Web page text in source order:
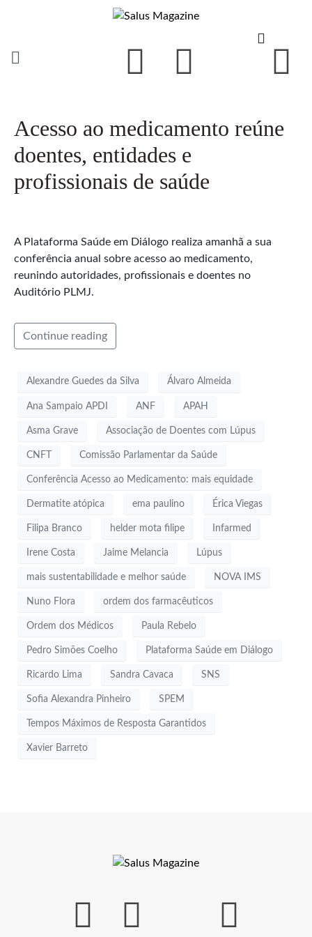
Acesso ao medicamento reúne
doentes, entidades e
profissionais de saúde
A Plataforma Saúde em Diálogo realiza amanhã a sua
conferência anual sobre acesso ao medicamento,
reunindo autoridades, profissionais e doentes no
Auditório PLMJ.
Continue reading
Alexandre Guedes da Silva Álvaro Almeida
Ana Sampaio APDI ANF APAH
Asma Grave Associação de Doentes com Lúpus
CNFT Comissão Parlamentar da Saúde
Conferência Acesso ao Medicamento: mais equidade
Dermatite atópica ema paulino Érica Viegas
Filipa Branco helder mota filipe Infarmed
Irene Costa Jaime Melancia Lúpus
mais sustentabilidade e melhor saúde NOVA IMS
Nuno Flora ordem dos farmacêuticos
Ordem dos Médicos Paula Rebelo
Pedro Simões Coelho Plataforma Saúde em Diálogo
Ricardo Lima Sandra Cavaca SNS
Sofia Alexandra Pinheiro SPEM
Tempos Máximos de Resposta Garantidos
Xavier Barreto